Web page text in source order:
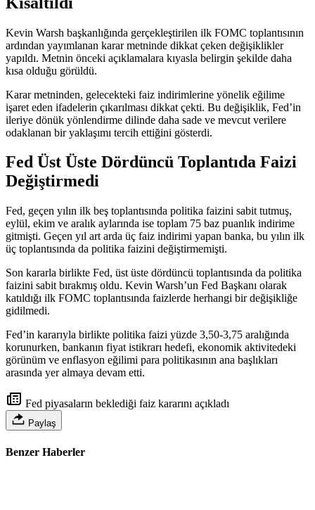
Kevin Warsh başkanlığında gerçekleştirilen ilk FOMC toplantısının
ardından yayımlanan karar metninde dikkat çeken değişiklikler
yapıldı. Metnin önceki açıklamalara kıyasla belirgin şekilde daha
kısa olduğu görüldü.
Karar metninden, gelecekteki faiz indirimlerine yönelik eğilime
işaret eden ifadelerin çıkarılması dikkat çekti. Bu değişiklik, Fed’in
ileriye dönük yönlendirme dilinde daha sade ve mevcut verilere
odaklanan bir yaklaşımı tercih ettiğini gösterdi.
Fed Üst Üste Dördüncü Toplantıda Faizi
Değiştirmedi
Fed, geçen yılın ilk beş toplantısında politika faizini sabit tutmuş,
eylül, ekim ve aralık aylarında ise toplam 75 baz puanlık indirime
gitmişti. Geçen yıl art arda üç faiz indirimi yapan banka, bu yılın ilk
üç toplantısında da politika faizini değiştirmemişti.
Son kararla birlikte Fed, üst üste dördüncü toplantısında da politika
faizini sabit bırakmış oldu. Kevin Warsh’un Fed Başkanı olarak
katıldığı ilk FOMC toplantısında faizlerde herhangi bir değişikliğe
gidilmedi.
Fed’in kararıyla birlikte politika faizi yüzde 3,50-3,75 aralığında
korunurken, bankanın fiyat istikrarı hedefi, ekonomik aktivitedeki
görünüm ve enflasyon eğilimi para politikasının ana başlıkları
arasında yer almaya devam etti.
Fed piyasaların beklediği faiz kararını açıkladı
Paylaş
Benzer Haberler